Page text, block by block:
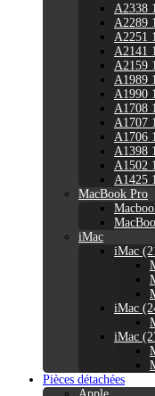
A2338
A2289
A2251
A2141
A2159
A1989
A1990
A1708
A1707
A1706
A1398
A1502
A1425
MacBook Pro
iMac
iMac
iMac
iMac
Pièces détachées